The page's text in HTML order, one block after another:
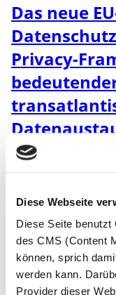
Diese Webseite
Diese Seite
des CMS (Content
können, sprich
werden kann.
Provider dieser
Das neue
Privacy-
temporärer
den USA unter der
haben erhebliche
der EU. Trump
des Privacy